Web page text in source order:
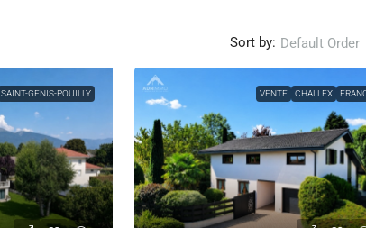
Sort by: Default Order
SAINT-GENIS-POUILLY VENTE CHALLEX